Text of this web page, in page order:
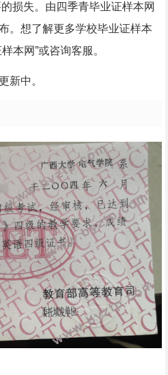
损失。由四季青毕业证样本网
。想了解更多学校毕业证样本
本网”或咨询客服。
新中。